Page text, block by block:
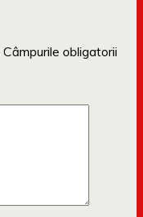
Câmpurile obligatorii